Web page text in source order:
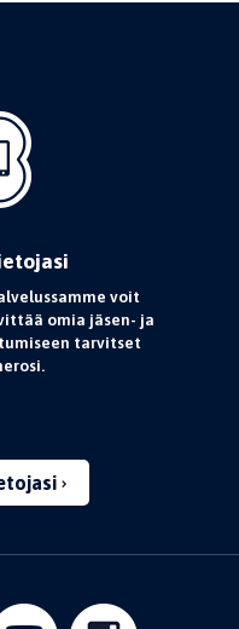
voit
omia jäsen- ja
tarvitset